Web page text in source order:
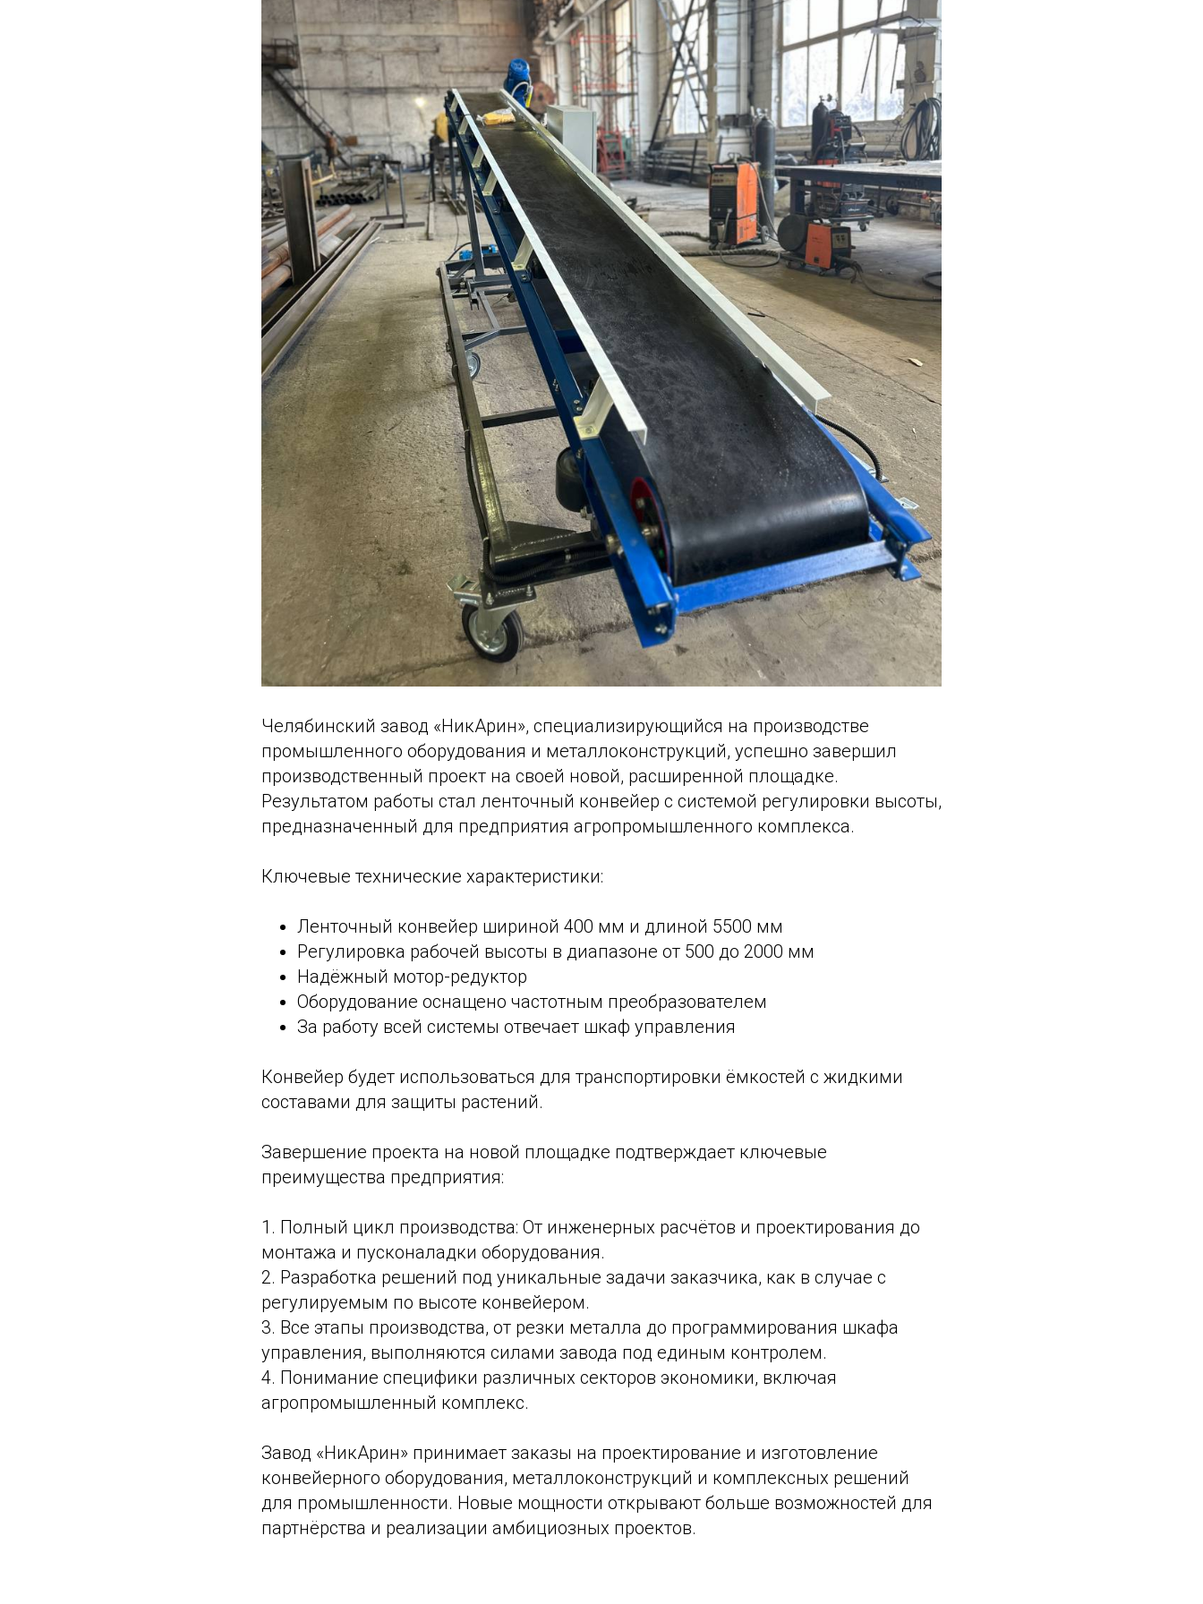
Челябинский завод «НикАрин», специализирующийся на производстве
промышленного оборудования и металлоконструкций, успешно завершил
производственный проект на своей новой, расширенной площадке.
Результатом работы стал ленточный конвейер с системой регулировки высоты,
предназначенный для предприятия агропромышленного комплекса.
Ключевые технические характеристики:
Ленточный конвейер шириной 400 мм и длиной 5500 мм
Регулировка рабочей высоты в диапазоне от 500 до 2000 мм
Надёжный мотор-редуктор
Оборудование оснащено частотным преобразователем
За работу всей системы отвечает шкаф управления
Конвейер будет использоваться для транспортировки ёмкостей с жидкими
составами для защиты растений.
Завершение проекта на новой площадке подтверждает ключевые
преимущества предприятия:
1. Полный цикл производства: От инженерных расчётов и проектирования до
монтажа и пусконаладки оборудования.
2. Разработка решений под уникальные задачи заказчика, как в случае с
регулируемым по высоте конвейером.
3. Все этапы производства, от резки металла до программирования шкафа
управления, выполняются силами завода под единым контролем.
4. Понимание специфики различных секторов экономики, включая
агропромышленный комплекс.
Завод «НикАрин» принимает заказы на проектирование и изготовление
конвейерного оборудования, металлоконструкций и комплексных решений
для промышленности. Новые мощности открывают больше возможностей для
партнёрства и реализации амбициозных проектов.